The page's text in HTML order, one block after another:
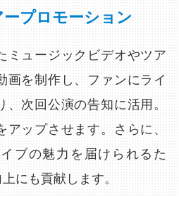
プロモーション
ミュージックビデオやツア
画を制作し、ファンにライ
次回公演の告知に活用。
アップさせます。さらに、
ブの魅力を届けられるた
にも貢献します。